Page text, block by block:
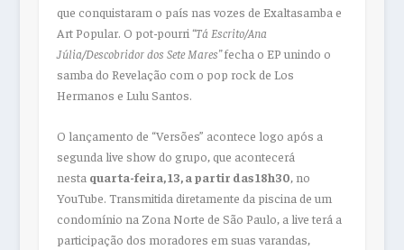
que conquistaram o país nas vozes de Exaltasamba e
Art Popular. O pot-pourri “Tá Escrito/Ana
Júlia/Descobridor dos Sete Mares”fecha o EP unindo o
samba do Revelação com o pop rock de Los
Hermanos e Lulu Santos.
O lançamento de “Versões” acontece logo após a
segunda live show do grupo, que acontecerá
nesta quarta-feira, 13, a partir das 18h30, no
YouTube. Transmitida diretamente da piscina de um
condomínio na Zona Norte de São Paulo, a live terá a
participação dos moradores em suas varandas,